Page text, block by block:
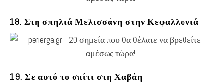
18. Στη σπηλιά Μελισσάνη στην Κεφαλλονιά
19. Σε αυτό το σπίτι στη Χαβάη